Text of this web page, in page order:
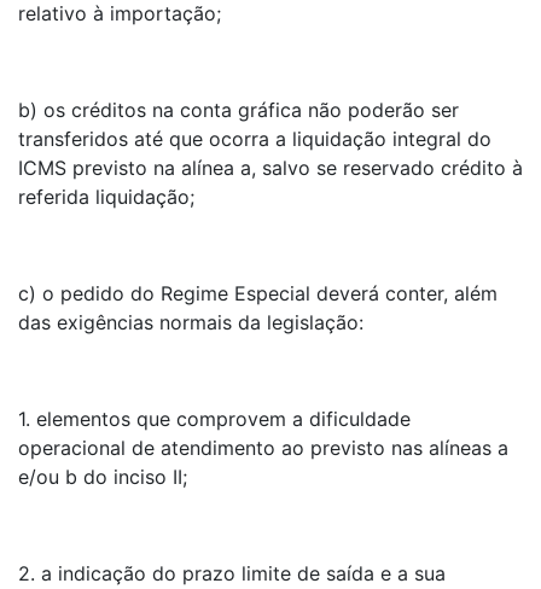
relativo à importação;
b) os créditos na conta gráfica não poderão ser
transferidos até que ocorra a liquidação integral do
ICMS previsto na alínea a, salvo se reservado crédito à
referida liquidação;
c) o pedido do Regime Especial deverá conter, além
das exigências normais da legislação:
1. elementos que comprovem a dificuldade
operacional de atendimento ao previsto nas alíneas a
e/ou b do inciso II;
2. a indicação do prazo limite de saída e a sua